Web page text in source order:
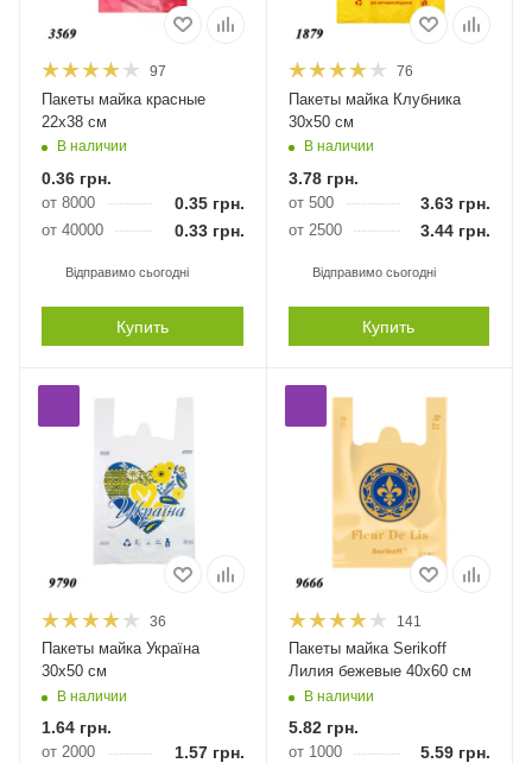
97
Пакеты майка красные
22х38 см
В наличии
0.36 грн.
от 8000 0.35грн.
от 40000 0.33грн.
Відправимо сьогодні
Купить
76
Пакеты майка Клубника
30х50 см
В наличии
3.78грн.
от 500 3.63 грн.
от 2500 3.44 грн.
Відправимо сьогодні
Купить
36
Пакеты майка Україна
30х50 см
В наличии
1.64 грн.
от 2000 1.57грн.
141
Пакеты майка Serikoff
Лилия бежевые 40х60 см
В наличии
5.82грн.
от 1000 5.59 грн.